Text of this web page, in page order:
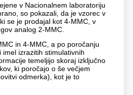
v Nacionalnem laboratoriju
so pokazali, da je vzorec v
se je prodajal kot 4-MMC, v
analog 2-MMC.
in 4-MMC, a po poročanju
izrazitih stimulativnih
temeljijo skoraj izključno
ki poročajo o še večjem
odmerka), kot je to